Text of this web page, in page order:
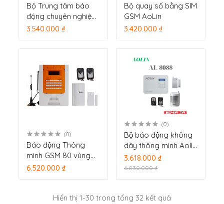
Bộ Trung tâm báo
động chuyên nghiệp
8 vùng có dây AL-
3.540.000 ₫
Bộ quay số bằng SIM
GSM AoLin
3.420.000 ₫
(0)
Báo động Thông
minh GSM 80 vùng
không dây, 4 vùng
6.520.000 ₫
(0)
Bộ báo động không
dây thông minh Aolin
80 vùng không dây,
4 vùng có dây AL-
3.618.000 ₫
6.030.000 ₫
Hiển thị 1-30 trong tổng 32 kết quả